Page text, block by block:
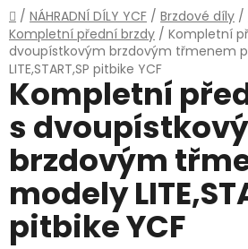
Domů
/ NÁHRADNÍ DÍLY YCF / Brzdové díly /
Kompletní přední brzdy / Kompletní
dvoupístkovým brzdovým třmenem
LITE,START,SP pitbike YCF
Kompletní
s
brzdovým
modely
pitbike YCF